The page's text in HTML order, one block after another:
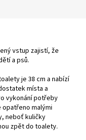
vstup zajistí, že
a psů.
je 38 cm a nabízí
místa a
vykonání potřeby
opatřeno malými
neboť kuličky
zpět do toalety.